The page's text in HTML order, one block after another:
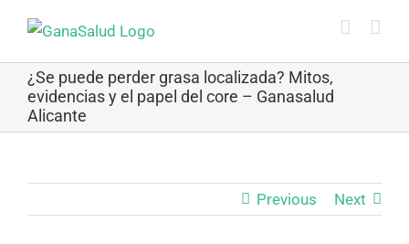
content
¿Se puede perder grasa localizada? Mitos,
evidencias y el papel del core – Ganasalud
Alicante
Previous Next